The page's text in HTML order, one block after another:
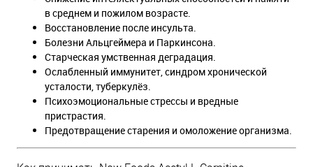
в среднем и пожилом возрасте.
Восстановление после инсульта.
Болезни Альцгеймера и Паркинсона.
Старческая умственная деградация.
Ослабленный иммунитет, синдром хронической
усталости, туберкулёз.
Психоэмоциональные стрессы и вредные
пристрастия.
Предотвращение старения и омоложение организма.